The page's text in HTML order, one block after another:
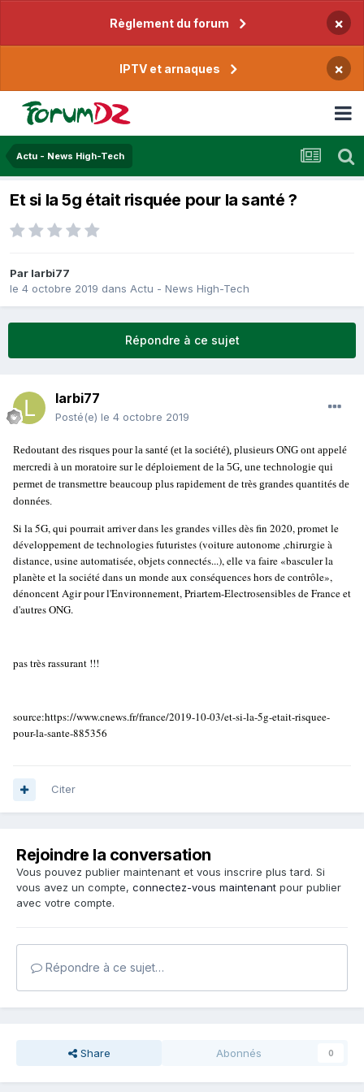
Règlement du forum ×
IPTV et arnaques ×
Actu - News High-Tech
Et si la 5g était risquée pour la santé ?
Par larbi77
le 4 octobre 2019 dans Actu - News High-Tech
Répondre à ce sujet
larbi77
Posté(e) le 4 octobre 2019
Redoutant des risques pour la santé (et la société), plusieurs ONG ont appelé
mercredi à un moratoire sur le déploiement de la 5G, une technologie qui
permet de transmettre beaucoup plus rapidement de très grandes quantités de
données.
Si la 5G, qui pourrait arriver dans les grandes villes dès fin 2020, promet le
développement de technologies futuristes (voiture autonome ,chirurgie à
distance, usine automatisée, objets connectés...), elle va faire «basculer la
planète et la société dans un monde aux conséquences hors de contrôle»,
dénoncent Agir pour l'Environnement, Priartem-Electrosensibles de France et
d'autres ONG.
pas très rassurant !!!
source:https://www.cnews.fr/france/2019-10-03/et-si-la-5g-etait-risquee-
pour-la-sante-885356
Citer
Rejoindre la conversation
Vous pouvez publier maintenant et vous inscrire plus tard. Si
vous avez un compte, connectez-vous maintenant pour publier
avec votre compte.
Répondre à ce sujet…
Share Abonnés 0